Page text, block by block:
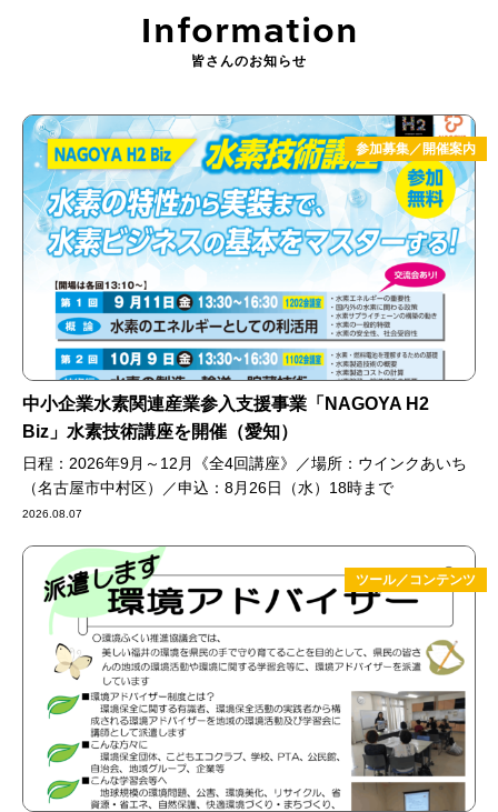
Information
皆さんのお知らせ
参加募集／開催案内
中小企業水素関連産業参入支援事業「NAGOYA H2
Biz」水素技術講座を開催（愛知）
日程：2026年9月～12月《全4回講座》／場所：ウインクあいち
（名古屋市中村区）／申込：8月26日（水）18時まで
2026.08.07
ツール／コンテンツ